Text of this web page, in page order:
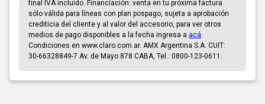
final IVA incluido. Financiación: venta en tu próxima factura
sólo válida para líneas con plan pospago, sujeta a aprobación
crediticia del cliente y al valor del accesorio, para ver otros
medios de pago disponibles a la fecha ingresa a acá
Condiciones en www.claro.com.ar. AMX Argentina S.A. CUIT:
30-66328849-7 Av. de Mayo 878 CABA, Tel.: 0800-123-0611.